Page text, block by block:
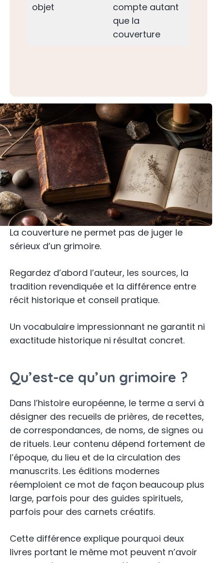
objet
compte autant
que la
couverture
La couverture ne permet pas de juger le
sérieux d’un grimoire.
Regardez d’abord l’auteur, les sources, la
tradition revendiquée et la différence entre
récit historique et conseil pratique.
Un vocabulaire impressionnant ne garantit ni
exactitude historique ni résultat concret.
Qu’est-ce qu’un grimoire ?
Dans l’histoire européenne, le terme a servi à
désigner des recueils de prières, de recettes,
de correspondances, de noms, de signes ou
de rituels. Leur contenu dépend fortement de
l’époque, du lieu et de la circulation des
manuscrits. Les éditions modernes
réemploient ce mot de façon beaucoup plus
large, parfois pour des guides spirituels,
parfois pour des carnets créatifs.
Cette différence explique pourquoi deux
livres portant le même mot peuvent n’avoir